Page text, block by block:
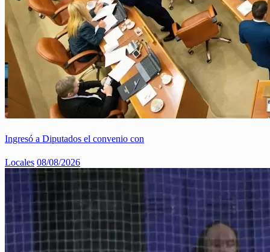
Ingresó a Diputados el convenio con
Locales 08/08/2026